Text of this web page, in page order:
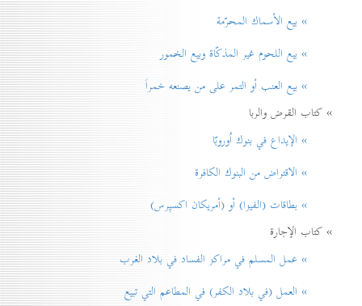
» بيع الأسماك المحرّمة
» بيع اللحوم غير المذكّاة وبيع الخمور
» بيع العنب أو التمر على من يصنعه خمراً
» كتاب القرض والربا
» الإيداع في بنوك اُوروبّا
» الاقتراض من البنوك الكافرة
» بطاقات (الفيزا) أو (أمريكان اكسپرس)
» كتاب الإجارة
» عمل المسلم في مراكز الفساد في بلاد الغرب
» العمل (في بلاد الكفر) في المطاعم التي تبيع